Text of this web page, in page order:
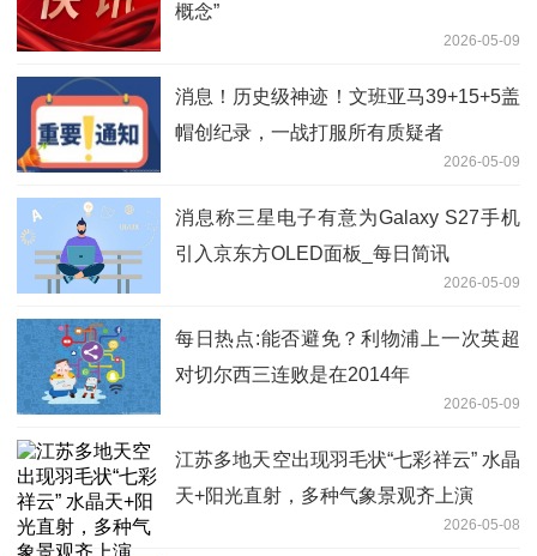
概念”
2026-05-09
消息！历史级神迹！文班亚马39+15+5盖
帽创纪录，一战打服所有质疑者
2026-05-09
消息称三星电子有意为Galaxy S27手机
引入京东方OLED面板_每日简讯
2026-05-09
每日热点:能否避免？利物浦上一次英超
对切尔西三连败是在2014年
2026-05-09
江苏多地天空出现羽毛状“七彩祥云” 水晶
天+阳光直射，多种气象景观齐上演
2026-05-08